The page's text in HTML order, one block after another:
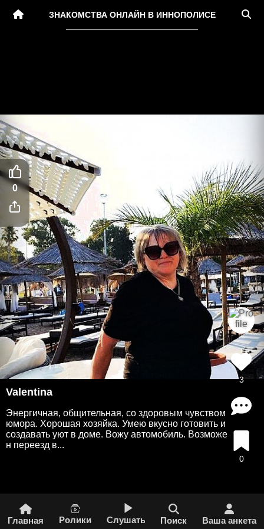
ЗНАКОМСТВА ОНЛАЙН В ИННОПОЛИСЕ
Valentina
Энергичная, общительная, со здоровым чувством
юмора. Хорошая хозяйка. Умею вкусно готовить и
создавать уют в доме. Вожу автомобиль. Возможе
н переезд в...
3
0
Главная Ролики Слушать Поиск Ваша анкета
0